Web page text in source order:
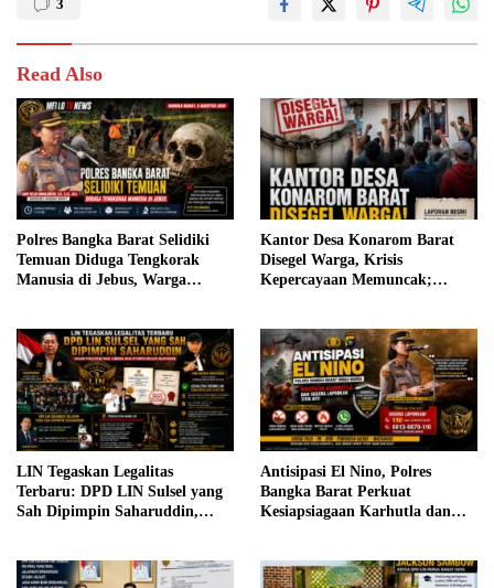
3
Read Also
Polres Bangka Barat Selidiki
Temuan Diduga Tengkorak
Manusia di Jebus, Warga
Kantor Desa Konarom Barat
Disegel Warga, Krisis
Kepercayaan Memuncak;
LIN Tegaskan Legalitas
Terbaru: DPD LIN Sulsel yang
Sah Dipimpin Saharuddin,
Melalui Jalur Hukum
Antisipasi El Nino, Polres
Bangka Barat Perkuat
Kesiapsiagaan Karhutla dan